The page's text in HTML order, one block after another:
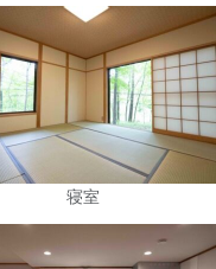
寝室